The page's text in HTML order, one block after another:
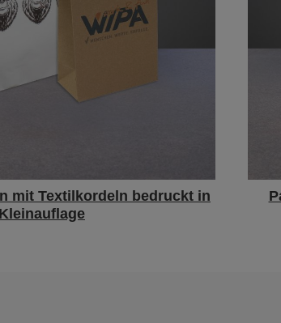
mit Textilkordeln bedruckt in
Kleinauflage